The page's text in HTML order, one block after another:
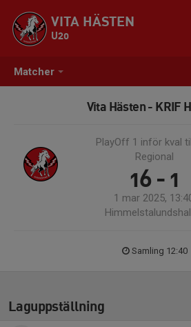
Matcher
VITA HÄSTEN
U20
Vita Hästen - KRIF
PlayOff 1 inför kval
Regional
16 - 1
1 mar 2025,
Samling 12:40
Laguppställning